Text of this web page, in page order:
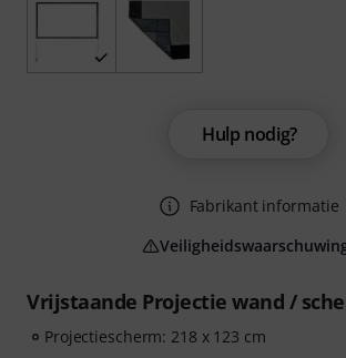
Vrijstaande Projectie wand /
Projectiescherm: 218 x 123 cm
Hulp nodig?
Fabrikant informatie